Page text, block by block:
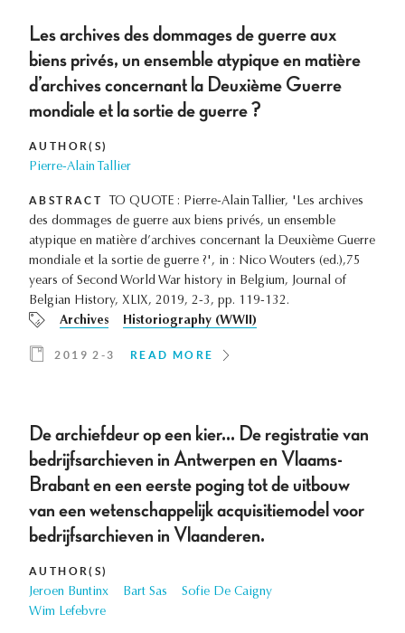
Les archives des dommages de guerre aux
biens privés, un ensemble atypique en matière
d’archives concernant la Deuxième Guerre
mondiale et la sortie de guerre ?
AUTHOR(S)
Pierre-Alain Tallier
ABSTRACT
TO QUOTE : Pierre-Alain Tallier, 'Les archives
des dommages de guerre aux biens privés, un ensemble
atypique en matière d’archives concernant la Deuxième Guerre
mondiale et la sortie de guerre ?', in : Nico Wouters (ed.),75
years of Second World War history in Belgium, Journal of
Belgian History, XLIX, 2019, 2-3, pp. 119-132.
Archives
Historiography (WWII)
2019 2-3 READ MORE
De archiefdeur op een kier... De registratie van
bedrijfsarchieven in Antwerpen en Vlaams-
Brabant en een eerste poging tot de uitbouw
van een wetenschappelijk acquisitiemodel voor
bedrijfsarchieven in Vlaanderen.
AUTHOR(S)
Jeroen Buntinx Bart Sas
Sofie De Caigny
Wim Lefebvre